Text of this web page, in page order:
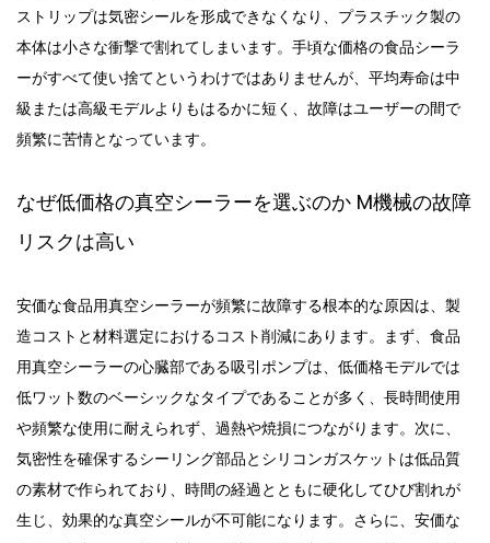
ストリップは気密シールを形成できなくなり、プラスチック製の
本体は小さな衝撃で割れてしまいます。 手頃な価格の食品シーラ
ーがすべて使い捨てというわけではあり ませんが、平均寿命は中
級または高級モデルよりもはるかに短く、故障はユーザーの間で
頻繁に苦情となっています。
なぜ低価格の真空シーラーを選ぶのか M機械の故障
リスクは高い
安価な食品用真空シーラーが頻繁に故障する根本的な原因は、 製
造コストと材料選定におけるコスト削減にあります。まず、 食品
用真空シーラーの心臓部である吸引ポンプは、 低価格モデルでは
低ワット数のベーシックなタイプであることが多く、長時間使用
や頻繁な使用に耐えられず、過熱や焼損につながります。次に、
気密性を確保するシーリング部品とシリコンガスケットは低品質
の素材で作られており、時間の経過とともに硬化してひび割れが
生じ、効果的な真空シールが不可能になります。さらに、安価な